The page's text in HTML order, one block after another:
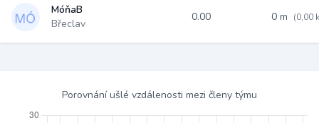
MóňaB
Břeclav
0.00 0 m (0,00
Porovnání ušlé vzdálenosti mezi členy týmu